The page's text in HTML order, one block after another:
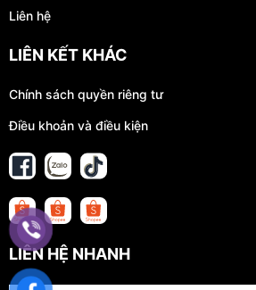
Liên hệ
LIÊN KẾT KHÁC
Chính sách quyền riêng tư
Điều khoản và điều kiện
LIÊN HỆ NHANH